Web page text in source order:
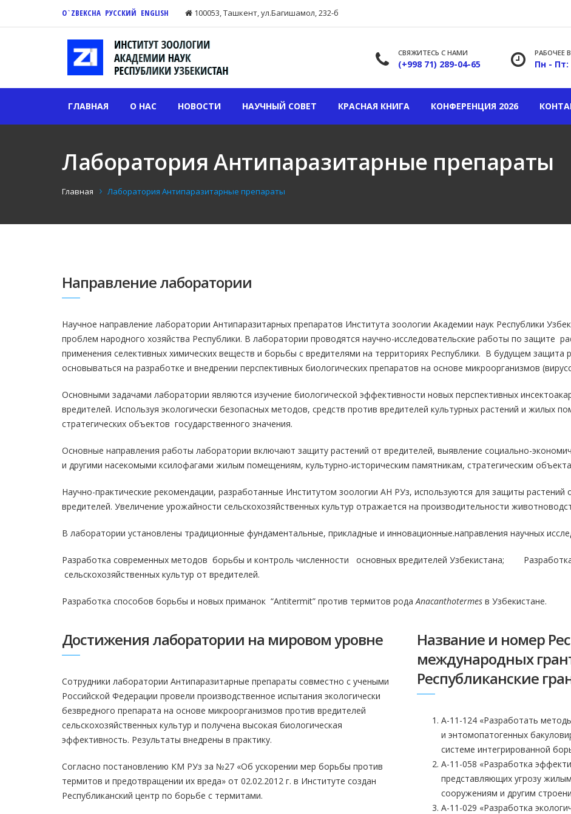
O`ZBEKCHA РУССКИЙ ENGLISH 100053, Тaшкент, ул.Багишамол, 232-б
СВЯЖИТЕСЬ С НАМИ
(+998 71) 289-04-65
РАБОЧЕЕ
Пн - Пт:
ГЛАВНАЯ О НАС НОВОСТИ НАУЧНЫЙ СОВЕТ КРАСНАЯ КНИГА КОНФЕРЕНЦИЯ 2026
Лаборатория Антипаразитарные препараты
Главная Лаборатория Антипаразитарные препараты
Направление лаборатории
Научное направление лаборатории Антипаразитарных препаратов Института зоологии Академии наук Республики
проблем народного хозяйства Республики. В лаборатории проводятся научно-исследовательские работы по защите
применения селективных химических веществ и борьбы с вредителями на территориях Республики. В будущем защита
основываться на разработке и внедрении перспективных биологических препаратов на основе микроорганизмов
Основными задачами лаборатории являются изучение биологической эффективности новых перспективных
вредителей. Используя экологически безопасных методов, средств против вредителей культурных растений и жилых
стратегических объектов государственного значения.
Основные направления работы лаборатории включают защиту растений от вредителей, выявление социально-
и другими насекомыми ксилофагами жилым помещениям, культурно-историческим памятникам, стратегическим
Научно-практические рекомендации, разработанные Институтом зоологии АН РУз, используются для защиты растений
вредителей. Увеличение урожайности сельскохозяйственных культур отражается на производительности
В лаборатории установлены традиционные фундаментальные, прикладные и инновационные.направления научных
Разработка современных методов борьбы и контроль численности основных вредителей Узбекистана;
сельскохозяйственных культур от вредителей.
Разработка способов борьбы и новых приманок “Antitermit” против термитов родаAnacanthotermes в Узбекистане.
Достижения лаборатории на мировом уровне
Сотрудники лаборатории Антипаразитарные препараты совместно с учеными
Российской Федерации провели производственное испытания экологически
безвредного препарата на основе микроорганизмов против вредителей
сельскохозяйственных культур и получена высокая биологическая
эффективность. Результаты внедрены в практику.
Согласно постановлению КМ РУз за №27 «Об ускорении мер борьбы против
термитов и предотвращении их вреда» от 02.02.2012 г. в Институте создан
Республиканский центр по борьбе с термитами.
Название и номер
международных
Республиканские
А-11-124 «Разработать
и энтомопатогенных
системе интегрированной
А-11-058 «Разработка
представляющих угрозу
сооружениям и другим
А-11-029 «Разработка